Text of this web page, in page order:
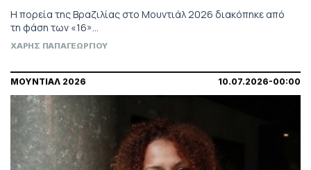
Η πορεία της Βραζιλίας στο Μουντιάλ 2026 διακόπηκε από
τη φάση των «16»...
ΧΑΡΗΣ ΠΑΠΑΓΕΩΡΓΙΟΥ
ΜΟΥΝΤΙΑΛ 2026 10.07.2026-00:00